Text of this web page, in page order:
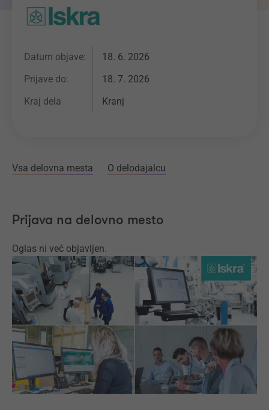
Datum objave:
18. 6. 2026
Prijave do:
18. 7. 2026
Kraj dela
Kranj
Vsa delovna mesta O delodajalcu
Prijava na delovno mesto
Oglas ni več objavljen.